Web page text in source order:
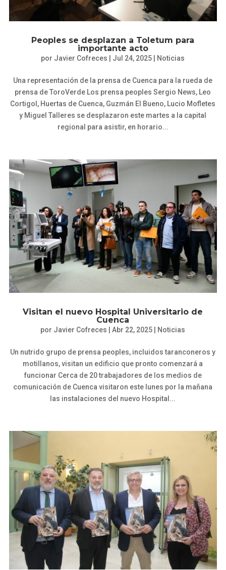
Peoples se desplazan a Toletum para
importante acto
por Javier Cofreces Jul 24, 2025 Noticias
Una representación de la prensa de Cuenca para la rueda de
prensa de ToroVerde Los prensa peoples Sergio News, Leo
Cortigol, Huertas de Cuenca, Guzmán El Bueno, Lucio Mofletes
y Miguel Talleres se desplazaron este martes a la capital
regional para asistir, en horario...
Visitan el nuevo Hospital Universitario de
Cuenca
por Javier Cofreces |Abr 22, 2025 Noticias
Un nutrido grupo de prensa peoples, incluidos taranconeros y
motillanos, visitan un edificio que pronto comenzará a
funcionar Cerca de 20 trabajadores de los medios de
comunicación de Cuenca visitaron este lunes por la mañana
las instalaciones del nuevo Hospital...